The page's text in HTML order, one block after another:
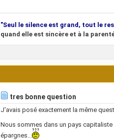
"Seul le silence est grand, tout le
quand elle est sincère et à la
tres bonne question
J'avais posé exactement la même
Nous sommes dans un pays
épargnes...